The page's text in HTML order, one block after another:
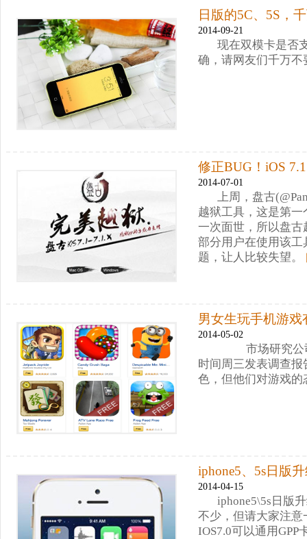
日版的5C、5S，
2014-09-21
现在双模卡是否
确，请网友们千万
修正BUG！iOS
2014-07-01
上周，盘古
越狱工具，这是第
一次面世，所以盘
部分用户在使用该
题，让人比较失望。
男女生玩手机游戏
2014-05-02
市场研究公司
时间周三发表调查
色，但他们对游戏
iphone5、5s日版
2014-04-15
iphone5\5s日版
不少，但请大家注意
IOS7.0可以通用GPP